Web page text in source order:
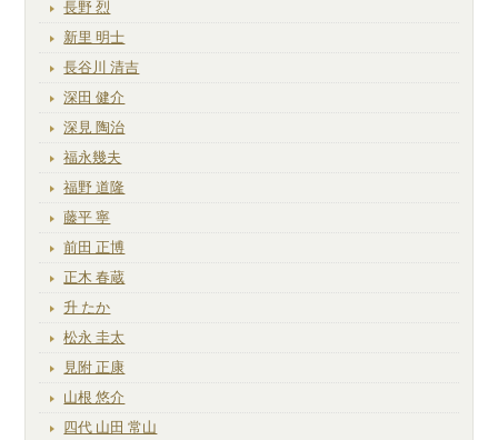
長野 烈
新里 明士
長谷川 清吉
深田 健介
深見 陶治
福永幾夫
福野 道隆
藤平 寧
前田 正博
正木 春蔵
升 たか
松永 圭太
見附 正康
山根 悠介
四代 山田 常山